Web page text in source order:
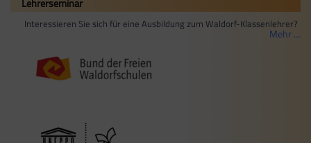
Interessieren Sie sich für eine Ausbildung zum Waldorf-Klassenlehrer?
Mehr …